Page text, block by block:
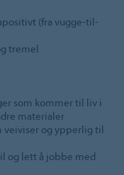
(fra vugge-til-
tremel
som kommer til liv i
materialer
veiviser og ypperlig til
og lett å jobbe med